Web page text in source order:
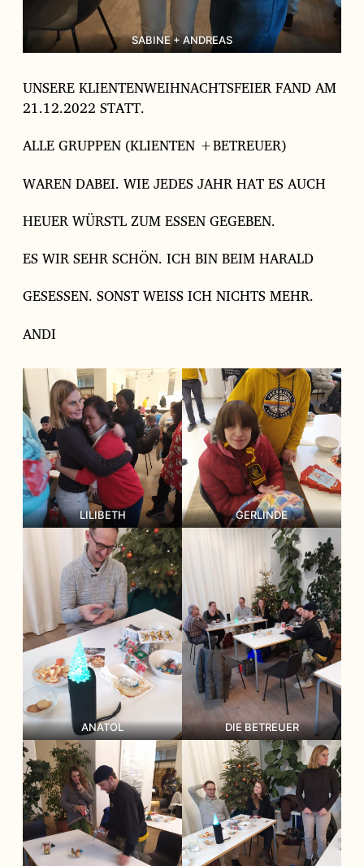
SABINE + ANDREAS
UNSERE KLIENTENWEIHNACHTSFEIER FAND AM
21.12.2022 STATT.
ALLE GRUPPEN (KLIENTEN +BETREUER)
WAREN DABEI. WIE JEDES JAHR HAT ES AUCH
HEUER WÜRSTL ZUM ESSEN GEGEBEN.
ES WIR SEHR SCHÖN. ICH BIN BEIM HARALD
GESESSEN. SONST WEISS ICH NICHTS MEHR.
ANDI
LILIBETH GERLINDE
ANATOL DIE BETREUER